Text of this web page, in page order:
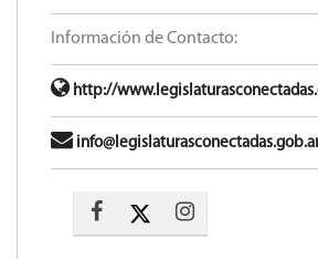
Información de Contacto:
http://